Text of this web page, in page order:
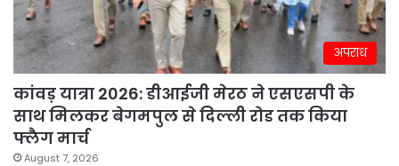
अपराध
कांवड़ यात्रा 2026: डीआईजी मेरठ ने एसएसपी के
साथ मिलकर बेगमपुल से दिल्ली रोड तक किया
फ्लैग मार्च
August 7, 2026